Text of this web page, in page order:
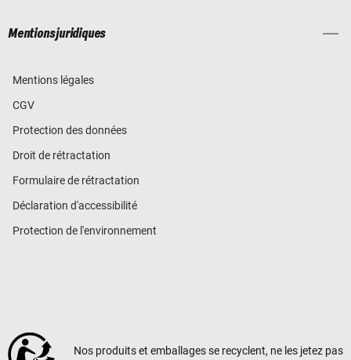
Mentions juridiques
Mentions légales
CGV
Protection des données
Droit de rétractation
Formulaire de rétractation
Déclaration d'accessibilité
Protection de l'environnement
Nos produits et emballages se recyclent, ne les jetez pas